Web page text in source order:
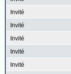
Invité
Invité
Invité
Invité
Invité